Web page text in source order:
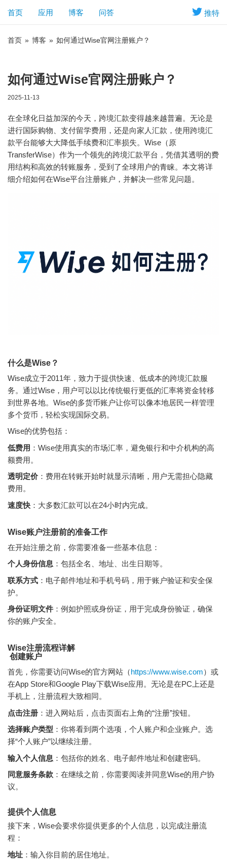
推特
首页 应用 博客 问答
首页 » 博客 » 如何通过Wise官网注册账户？
如何通过Wise官网注册账户？
2025-11-13
在全球化日益加深的今天，跨境汇款变得越来越普遍。无论是
进行国际购物、支付留学费用，还是向家人汇款，使用跨境汇
款平台能够大大降低手续费和汇率损失。Wise（原
TransferWise）作为一个领先的跨境汇款平台，凭借其透明的费
用结构和高效的转账服务，受到了全球用户的青睐。本文将详
细介绍如何在Wise平台注册账户，并解决一些常见问题。
什么是Wise？
Wise成立于2011年，致力于提供快速、低成本的跨境汇款服
务。通过Wise，用户可以以比传统银行更低的汇率将资金转移
到世界各地。Wise的多货币账户让你可以像本地居民一样管理
多个货币，轻松实现国际交易。
Wise的优势包括：
低费用 ：Wise使用真实的市场汇率，避免银行和中介机构的高
额费用。
透明定价 ：费用在转账开始时就显示清晰，用户无需担心隐藏
费用。
速度快 ：大多数汇款可以在24小时内完成。
Wise账户注册前的准备工作
在开始注册之前，你需要准备一些基本信息：
个人身份信息 ：包括全名、地址、出生日期等。
联系方式 ：电子邮件地址和手机号码，用于账户验证和安全保
护。
身份证明文件 ：例如护照或身份证，用于完成身份验证，确保
你的账户安全。
Wise注册流程详解
创建账户
首先，你需要访问Wise的官方网站（https://www.wise.com）或
在App Store和Google Play下载Wise应用。无论是在PC上还是
手机上，注册流程大致相同。
点击注册 ：进入网站后，点击页面右上角的“注册”按钮。
选择账户类型 ：你将看到两个选项，个人账户和企业账户。选
择“个人账户”以继续注册。
输入个人信息 ：包括你的姓名、电子邮件地址和创建密码。
同意服务条款 ：在继续之前，你需要阅读并同意Wise的用户协
议。
提供个人信息
接下来，Wise会要求你提供更多的个人信息，以完成注册流
程：
地址 ：输入你目前的居住地址。